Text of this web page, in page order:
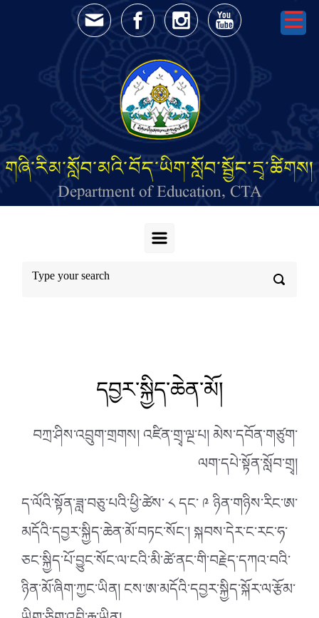
Skip to main content
གཞི་རིམ་སློབ་མའི་བོད་ཡིག་སློབ་སྦྱོང་དྲྭ་ཚིགས།
Department of Education, CTA
དབྱར་སྐྱིད་ཆེན་མོ།
བཀྲ་ཤིས་འབྲུག་གྲགས། འཛིན་གྲྭ་ལྔ་པ། མེས་དབོན་གཙུག་
ལག་དཔེ་སྟོན་སློབ་གྲྭ།
ད་ལོའི་སྟོན་ཟླ་བཅུ་པའི་ཕྱི་ཚེས་ ༨ དང་ ༩ ཉིན་གཉིས་རིང་ཨ་
མདོའི་དབྱར་སྐྱིད་ཆེན་མོ་བཏང་སོང་། སྐབས་དེར་ང་རང་ཧ་
ཅང་སྐྱིད་པོ་བྱུང་སོང་ལ་ངའི་མི་ཚེ་ནང་གི་བརྗེད་དཀའ་བའི་
ཉིན་མོ་ཞིག་ཀྱང་ཡིན། ངས་ཨ་མདོའི་དབྱར་སྐྱིད་སྐོར་ལ་རྩོམ་